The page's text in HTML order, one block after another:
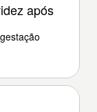
após